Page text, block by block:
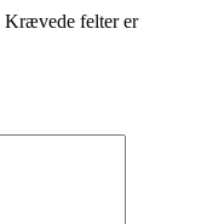
Krævede felter er